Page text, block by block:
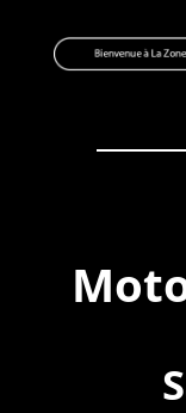
to
Bienvenue
Zone de